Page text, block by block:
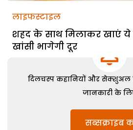
लाइफस्टाइल
शहद के साथ मिलाकर खाएं ये
खांसी भागेगी दूर
दिलचस्प कहानियों और सेक्शुअल
जानकारी के
सब्सक्राइब